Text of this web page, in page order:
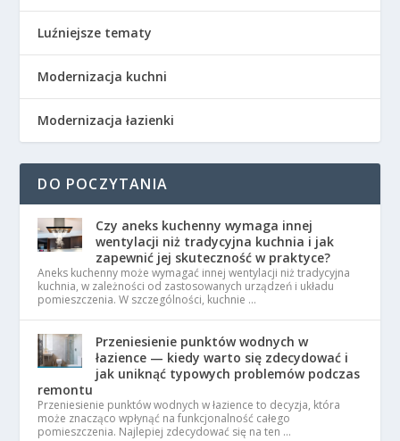
Luźniejsze tematy
Modernizacja kuchni
Modernizacja łazienki
DO POCZYTANIA
Czy aneks kuchenny wymaga innej
wentylacji niż tradycyjna kuchnia i jak
zapewnić jej skuteczność w praktyce?
Aneks kuchenny może wymagać innej wentylacji niż tradycyjna
kuchnia, w zależności od zastosowanych urządzeń i układu
pomieszczenia. W szczególności, kuchnie …
Przeniesienie punktów wodnych w
łazience — kiedy warto się zdecydować i
jak uniknąć typowych problemów podczas
remontu
Przeniesienie punktów wodnych w łazience to decyzja, która
może znacząco wpłynąć na funkcjonalność całego
pomieszczenia. Najlepiej zdecydować się na ten …